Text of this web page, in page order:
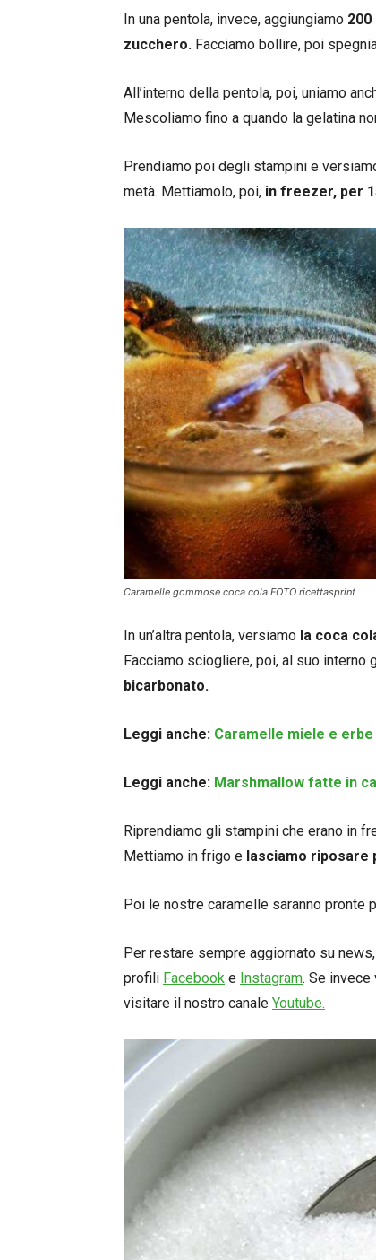
In una pentola, invece, aggiungiamo
zucchero. Facciamo bollire, poi
All’interno della pentola, poi, uniamo
Mescoliamo fino a quando la gelatina
Prendiamo poi degli stampini e
metà. Mettiamolo, poi, in freezer, per
Caramelle gommose coca cola FOTO ricettasprint
In un’altra pentola, versiamo la coca
Facciamo sciogliere, poi, al suo interno
bicarbonato.
Leggi anche: Caramelle miele e
Leggi anche: Marshmallow fatte in
Riprendiamo gli stampini che erano in
Mettiamo in frigo e lasciamo riposare
Poi le nostre caramelle saranno pronte
Per restare sempre aggiornato su
profili Facebook e Instagram. Se invece
visitare il nostro canale Youtube.